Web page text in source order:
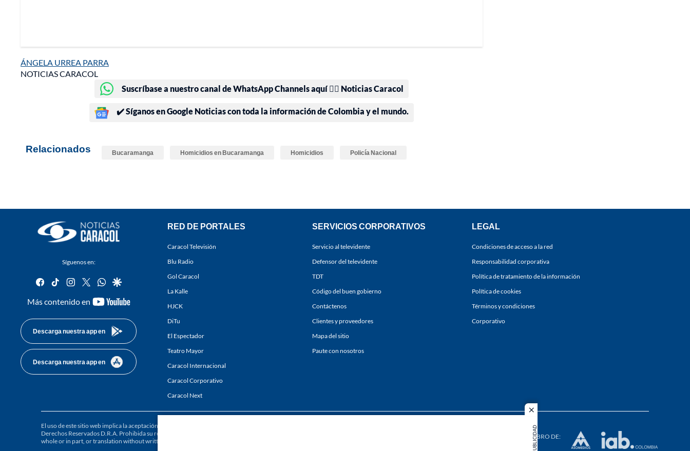
close
PUBLICIDAD
ÁNGELA URREA PARRA
NOTICIAS CARACOL
Suscríbase a nuestro canal de WhatsApp Channels aquí 👉🏻 Noticias Caracol
✔️ Síganos en Google Noticias con toda la información de Colombia y el mundo.
Relacionados Bucaramanga Homicidios en Bucaramanga Homicidios Policía Nacional
Síguenos en:
facebook
tiktok instagram
twitterwhatsapp
google
Más contenido en
youtube-
Descarga nuestra app en
Descarga nuestra app en
RED DE PORTALES
Caracol Televisión
Blu Radio
Gol Caracol
La Kalle
HJCK
DiTu
El Espectador
Teatro Mayor
Caracol Internacional
Caracol Corporativo
Caracol Next
SERVICIOS CORPORATIVOS
Servicio al televidente
Defensor del televidente
TDT
Código del buen gobierno
Contáctenos
Clientes y proveedores
Mapa del sitio
Paute con nosotros
LEGAL
Condiciones de acceso a la red
Responsabilidad corporativa
Política de tratamiento de la información
Política de cookies
Términos y condiciones
Corporativo
El uso de este sitio web implica la aceptación de los
Derechos Reservados D.R.A. Prohibida su reproducción total o parcial, así como su traducción a cualquier idioma sin autorización escrita de su titular. Reproduction in
whole or in part, or translation without written permission is prohibited. All rights reserved 2025.
MIEMBRO DE: